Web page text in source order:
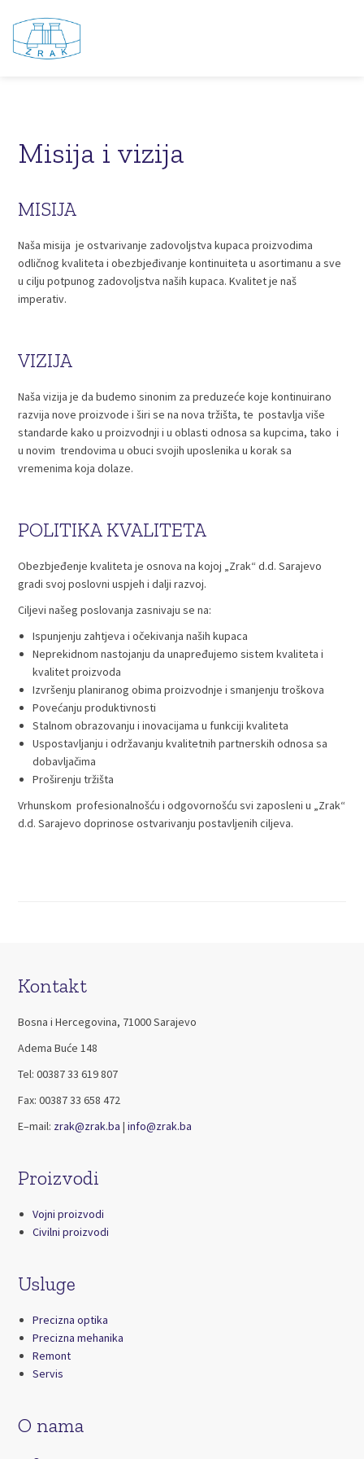
Misija i vizija
MISIJA
Naša misija je ostvarivanje zadovoljstva kupaca proizvodima
odličnog kvaliteta i obezbjeđivanje kontinuiteta u asortimanu a sve
u cilju potpunog zadovoljstva naših kupaca. Kvalitet je naš
imperativ.
VIZIJA
Naša vizija je da budemo sinonim za preduzeće koje kontinuirano
razvija nove proizvode i širi se na nova tržišta, te postavlja više
standarde kako u proizvodnji i u oblasti odnosa sa kupcima, tako i
u novim trendovima u obuci svojih uposlenika u korak sa
vremenima koja dolaze.
POLITIKA KVALITETA
Obezbjeđenje kvaliteta je osnova na kojoj „Zrak“ d.d. Sarajevo
gradi svoj poslovni uspjeh i dalji razvoj.
Ciljevi našeg poslovanja zasnivaju se na:
Ispunjenju zahtjeva i očekivanja naših kupaca
Neprekidnom nastojanju da unapređujemo sistem kvaliteta i
kvalitet proizvoda
Izvršenju planiranog obima proizvodnje i smanjenju troškova
Povećanju produktivnosti
Stalnom obrazovanju i inovacijama u funkciji kvaliteta
Uspostavljanju i održavanju kvalitetnih partnerskih odnosa sa
dobavljačima
Proširenju tržišta
Vrhunskom profesionalnošću i odgovornošću svi zaposleni u „Zrak“
d.d. Sarajevo doprinose ostvarivanju postavljenih ciljeva.
Kontakt
Bosna i Hercegovina, 71000 Sarajevo
Adema Buće 148
Tel: 00387 33 619 807
Fax: 00387 33 658 472
E–mail: zrak@zrak.ba|info@zrak.ba
Proizvodi
Vojni proizvodi
Civilni proizvodi
Usluge
Precizna optika
Precizna mehanika
Remont
Servis
O nama